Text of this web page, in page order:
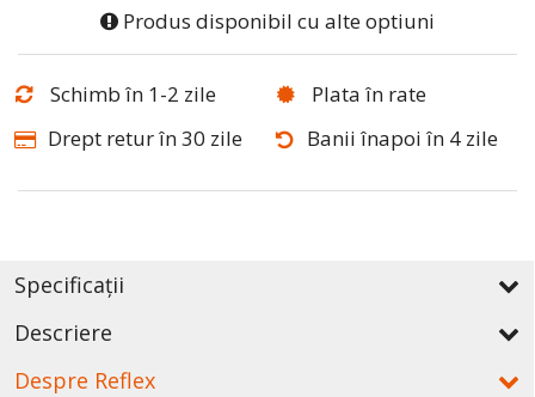
Produs disponibil cu alte optiuni
Schimb în 1-2 zile
Plata în rate
Drept retur în 30 zile
Banii înapoi în 4 zile
Specificații
Descriere
Despre Reflex